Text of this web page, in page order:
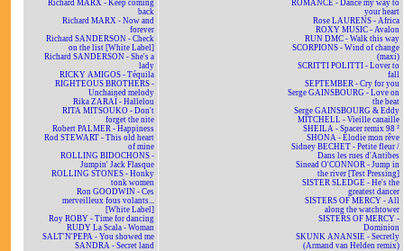
Richard MARX - Keep coming
back
Richard MARX - Now and
forever
Richard SANDERSON - Check
on the list [White Label]
Richard SANDERSON - She's a
lady
RICKY AMIGOS - Téquila
RIGHTEOUS BROTHERS -
Unchained melody
Rika ZARAÏ - Hallelou
RITA MITSOUKO - Don't
forget the nite
Robert PALMER - Happiness
Rod STEWART - This old heart
of mine
ROLLING BIDOCHONS -
Jumpin' Jack Flasque
ROLLING STONES - Honky
tonk women
Ron GOODWIN - Ces
merveilleux fous volants...
[White Label]
Roy ROBY - Time for dancing
RUDY La Scala - Woman
SALT'N'PEPA - You showed me
SANDRA - Secret land
ROMANCE - Dance my way to
your heart
Rose LAURENS - Africa
ROXY MUSIC - Avalon
RUN DMC - Walk this way
SCORPIONS - Wind of change
(maxi)
SCRITTI POLITTI - Lover to
fall
SEPTEMBER - Cry for you
Serge GAINSBOURG - Love on
the beat
Serge GAINSBOURG & Eddy
MITCHELL - Vieille canaille
SHEILA - Spacer remix 98 ²
SHONA - Elodie mon rêve
Sidney BECHET - Petite fleur /
Dans les rues d'Antibes
Sinead O'CONNOR - Jump in
the river [Test Pressing]
SISTER SLEDGE - He's the
greatest dancer
SISTERS OF MERCY - All
along the watchtower
SISTERS OF MERCY -
Dominion
SKUNK ANANSIE - Secretly
(Armand van Helden remix)